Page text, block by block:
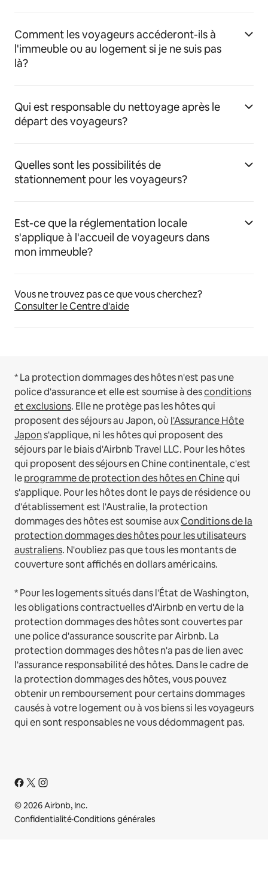
Comment les voyageurs accéderont-ils à
l'immeuble ou au logement si je ne suis pas
là?
Qui est responsable du nettoyage après le
départ des voyageurs?
Quelles sont les possibilités de
stationnement pour les voyageurs?
Est-ce que la réglementation locale
s'applique à l'accueil de voyageurs dans
mon immeuble?
Vous ne trouvez pas ce que vous cherchez?
Consulter le Centre d'aide
* La protection dommages des hôtes n'est pas une
police d'assurance et elle est soumise à desconditions
et exclusions. Elle ne protège pas les hôtes qui
proposent des séjours au Japon, où l'Assurance Hôte
Japons'applique, ni les hôtes qui proposent des
séjours par le biais d'Airbnb Travel LLC. Pour les hôtes
qui proposent des séjours en Chine continentale, c'est
leprogramme de protection des hôtes en Chinequi
s'applique. Pour les hôtes dont le pays de résidence ou
d'établissement est l'Australie, la protection
dommages des hôtes est soumise auxConditions de la
protection dommages des hôtes pour les utilisateurs
australiens. N'oubliez pas que tous les montants de
couverture sont affichés en dollars américains.
* Pour les logements situés dans l'État de Washington,
les obligations contractuelles d'Airbnb en vertu de la
protection dommages des hôtes sont couvertes par
une police d'assurance souscrite par Airbnb. La
protection dommages des hôtes n'a pas de lien avec
l'assurance responsabilité des hôtes. Dans le cadre de
la protection dommages des hôtes, vous pouvez
obtenir un remboursement pour certains dommages
causés à votre logement ou à vos biens si les voyageurs
qui en sont responsables ne vous dédommagent pas.
© 2026 Airbnb, Inc.
Confidentialité·Conditions générales